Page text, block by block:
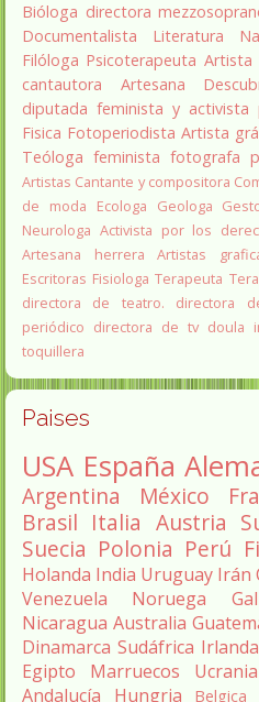
Bióloga directora
Documentalista
Literatura
Filóloga Psicoterapeuta Artista
cantautora
Artesana
diputada feminista y activista
Fisica Fotoperiodista Artista
Teóloga feminista fotografa
Artistas Cantante y compositora
de moda
Ecologa Geologa
Neurologa Activista por los
Artesana herrera
Artistas
Escritoras Fisiologa Terapeuta
directora de teatro.
directora
periódico directora de tv doula
toquillera
Paises
USA España
Argentina México
Brasil Italia Austria
Suecia Polonia Perú
Holanda India Uruguay Irán
Venezuela
Noruega
Nicaragua Australia
Dinamarca Sudáfrica Irlanda
Egipto
Marruecos Ucrania
Andalucía
Hungria Belgica